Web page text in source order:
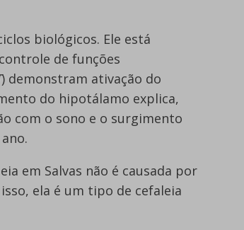
biológicos. Ele está
de funções
) demonstram ativação do
do hipotálamo explica,
com o sono e o surgimento
em Salvas não é causada por
ela é um tipo de cefaleia